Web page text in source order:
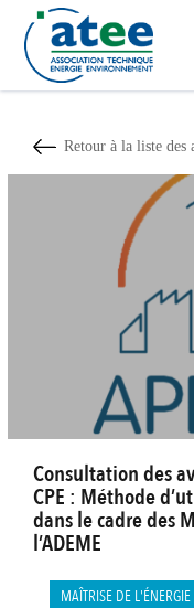
contenu
principal
Retour à la liste des
Consultation des
CPE : Méthode
dans le cadre des
l’ADEME
MAÎTRISE DE L'ÉNERGIE
Panneau de gestion des